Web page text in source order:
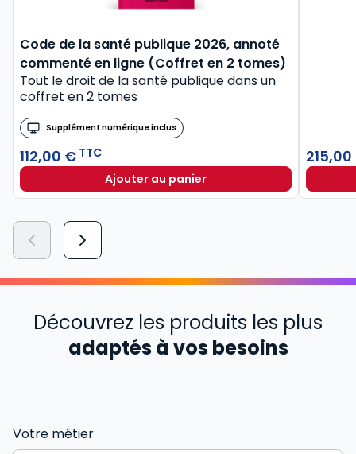
Code de la santé publique 2026, annoté
commenté en ligne (Coffret en 2 tomes)
Tout le droit de la santé publique dans un
coffret en 2 tomes
Supplément numérique inclus
112,00 € TTC
Ajouter au panier
Découvrez les produits les plus
adaptés à vos besoins
Votre métier